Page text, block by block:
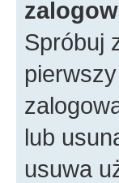
Spróbuj
lub
usuwa